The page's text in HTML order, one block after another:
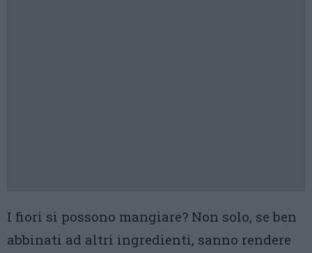
I fiori si possono mangiare? Non solo, se ben
abbinati ad altri ingredienti, sanno rendere